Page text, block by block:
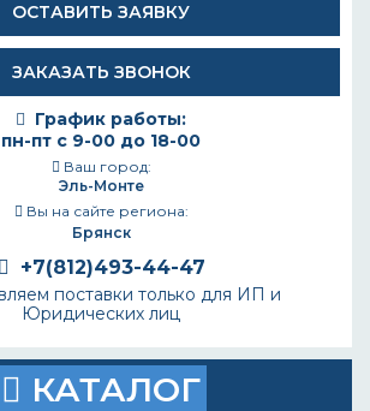
ОСТАВИТЬ ЗАЯВКУ
ЗАКАЗАТЬ ЗВОНОК
График работы:
пн-пт с 9-00 до 18-00
Ваш город:
Эль-Монте
Вы на сайте региона:
Брянск
+7(812)493-44-47
поставки только для ИП и
Юридических лиц
КАТАЛОГ